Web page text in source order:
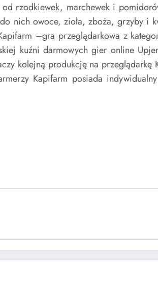
rzodkiewek, marchewek i
nich owoce, zioła, zboża, grzyby i
–gra przeglądarkowa z
kuźni darmowych gier online
kolejną produkcję na przeglądarkę
Kapifarm posiada